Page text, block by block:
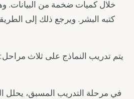
خلال كميات ضخمة من البيانات.
كتبه البشر. ويرجع ذلك إلى
يتم تدريب النماذج على ثلاث
في مرحلة التدريب المسبق، يحلل